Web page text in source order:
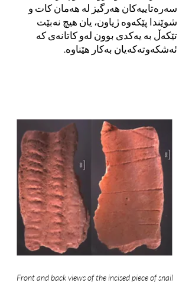
سەرەتاییەکان هەرگیز لە هەمان کات و
شوێندا پێکەوە ژیاون، یان هیچ نەبێت
تێکەڵ بە یەکدی بوون لەو کاتانەی کە
ئەشکەوتەکەیان بەکار هێناوە.
Front and back views of the incised piece of snail